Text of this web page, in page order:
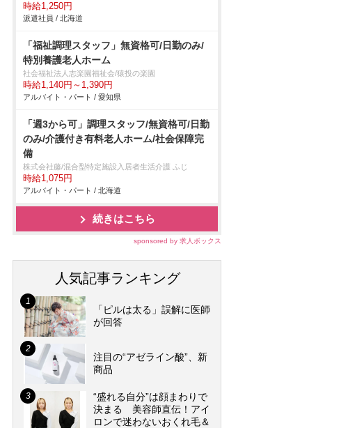
時給1,250円
派遣社員 / 北海道
「福祉調理スタッフ」無資格可/日勤のみ/
特別養護老人ホーム
社会福祉法人志楽園福祉会/猿投の楽園
時給1,140円～1,390円
アルバイト・パート / 愛知県
「週3から可」調理スタッフ/無資格可/日勤
のみ/介護付き有料老人ホーム/社会保障完
備
株式会社藤/混合型特定施設入居者生活介護 ふじ
時給1,075円
アルバイト・パート / 北海道
続きはこちら
sponsored by 求人ボックス
人気記事ランキング
「ピルは太る」誤解に医師
が回答
注目の“アゼライン酸”、新
商品
“盛れる自分”は顔まわりで
決まる 美容師直伝！アイ
ロンで迷わないおくれ毛＆